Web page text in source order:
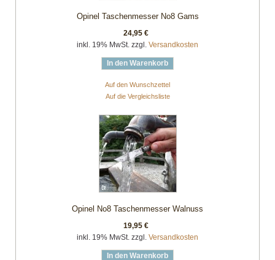
Opinel Taschenmesser No8 Gams
24,95 €
inkl. 19% MwSt. zzgl. Versandkosten
In den Warenkorb
Auf den Wunschzettel
Auf die Vergleichsliste
Opinel No8 Taschenmesser Walnuss
19,95 €
inkl. 19% MwSt. zzgl. Versandkosten
In den Warenkorb